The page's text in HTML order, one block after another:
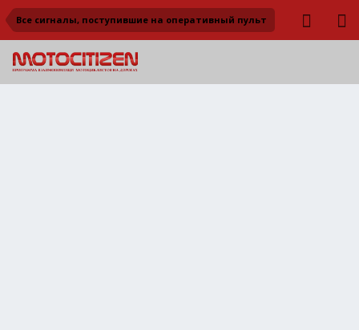
Все сигналы, поступившие на оперативный пульт